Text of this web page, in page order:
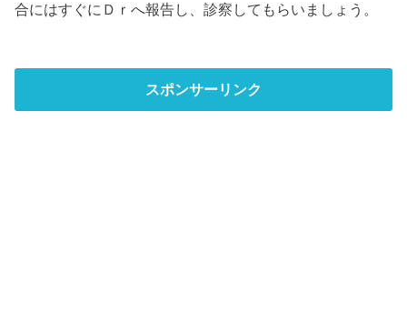
合にはすぐにＤｒへ報告し、診察してもらいましょう。
スポンサーリンク